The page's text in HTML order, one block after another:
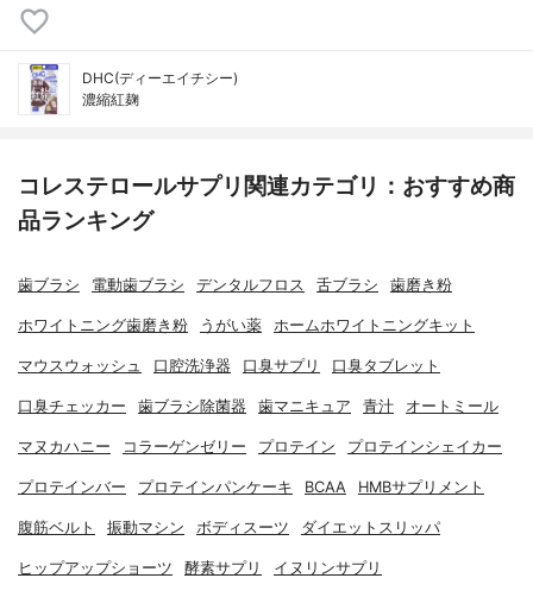
DHC(ディーエイチシー)
濃縮紅麹
コレステロールサプリ関連カテゴリ：おすすめ商
品ランキング
歯ブラシ 電動歯ブラシ デンタルフロス 舌ブラシ 歯磨き粉
ホワイトニング歯磨き粉 うがい薬 ホームホワイトニングキット
マウスウォッシュ 口腔洗浄器 口臭サプリ 口臭タブレット
口臭チェッカー 歯ブラシ除菌器 歯マニキュア 青汁 オートミール
マヌカハニー コラーゲンゼリー プロテイン プロテインシェイカー
プロテインバー プロテインパンケーキ BCAA HMBサプリメント
腹筋ベルト 振動マシン ボディスーツ ダイエットスリッパ
ヒップアップショーツ 酵素サプリ イヌリンサプリ